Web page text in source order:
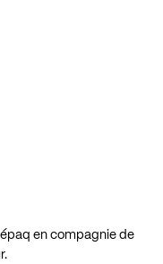
en compagnie de